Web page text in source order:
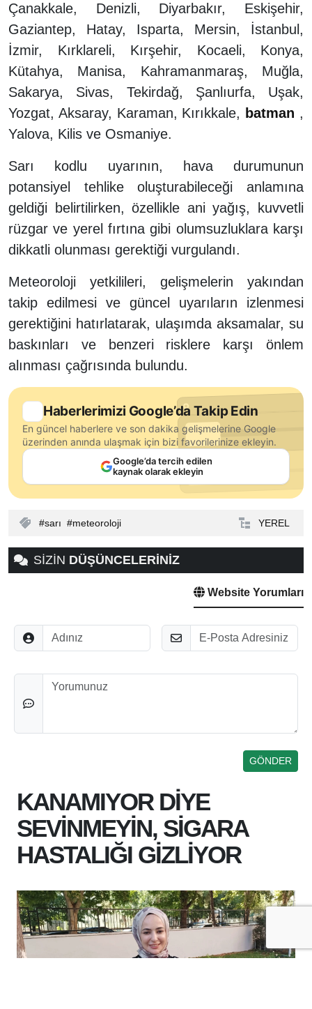
Çanakkale, Denizli, Diyarbakır, Eskişehir,
Gaziantep, Hatay, Isparta, Mersin, İstanbul,
İzmir, Kırklareli, Kırşehir, Kocaeli, Konya,
Kütahya, Manisa, Kahramanmaraş, Muğla,
Sakarya, Sivas, Tekirdağ, Şanlıurfa, Uşak,
Yozgat, Aksaray, Karaman, Kırıkkale, batman ,
Yalova, Kilis ve Osmaniye.
Sarı kodlu uyarının, hava durumunun
potansiyel tehlike oluşturabileceği anlamına
geldiği belirtilirken, özellikle ani yağış, kuvvetli
rüzgar ve yerel fırtına gibi olumsuzluklara karşı
dikkatli olunması gerektiği vurgulandı.
Meteoroloji yetkilileri, gelişmelerin yakından
takip edilmesi ve güncel uyarıların izlenmesi
gerektiğini hatırlatarak, ulaşımda aksamalar, su
baskınları ve benzeri risklere karşı önlem
alınması çağrısında bulundu.
Haberlerimizi Google’da Takip Edin
En güncel haberlere ve son dakika gelişmelerine Google
üzerinden anında ulaşmak için bizi favorilerinize ekleyin.
Google’da tercih edilen
kaynak olarak ekleyin
sarı meteoroloji YEREL
SİZİN DÜŞÜNCELERİNİZ
Website Yorumları
Adınız E-Posta
Düşünceleriniz
KANAMIYOR DİYE
SEVİNMEYİN, SİGARA
HASTALIĞI GİZLİYOR